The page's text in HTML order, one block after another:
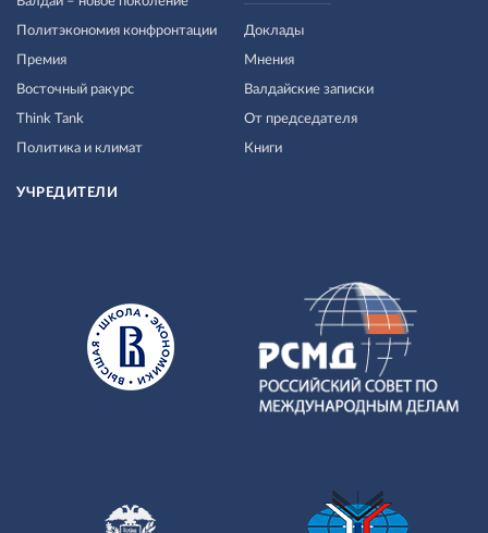
Политэкономия конфронтации
Премия
Восточный ракурс
Think Tank
Политика и климат
Доклады
Мнения
Валдайские записки
От председателя
Книги
УЧРЕДИТЕЛИ